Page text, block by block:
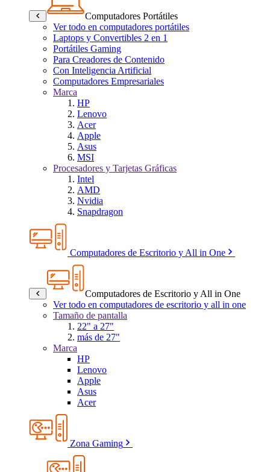
Computadores Portátiles
Ver todo en computadores portátiles
Laptops y Convertibles 2 en 1
Portátiles Gaming
Para Creadores de Contenido
Con Inteligencia Artificial
Computadores Empresariales
Marca
HP
Lenovo
Acer
Apple
Asus
MSI
Procesadores y Tarjetas Gráficas
Intel
AMD
Nvidia
Snapdragon
Computadores de Escritorio y All in One
Computadores de Escritorio y All in One
Ver todo en computadores de escritorio y all in one
Tamaño de pantalla
22" a 27"
más de 27"
Marca
HP
Lenovo
Apple
Asus
Acer
Zona Gaming